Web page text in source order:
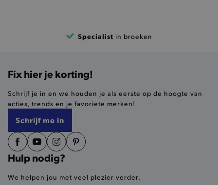
Specialist in broeken
Fix hier je korting!
Schrijf je in en we houden je als eerste op de hoogte van
acties, trends en je favoriete merken!
Schrijf me in
Hulp nodig?
We helpen jou met veel plezier verder.
mage-cache-sessid
invalidation